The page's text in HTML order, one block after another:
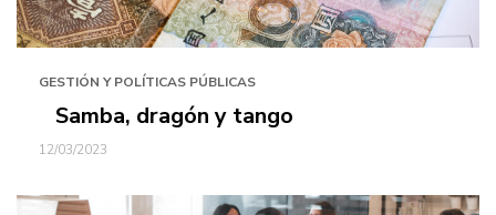
GESTIÓN Y POLÍTICAS PÚBLICAS
Samba, dragón y tango
12/03/2023